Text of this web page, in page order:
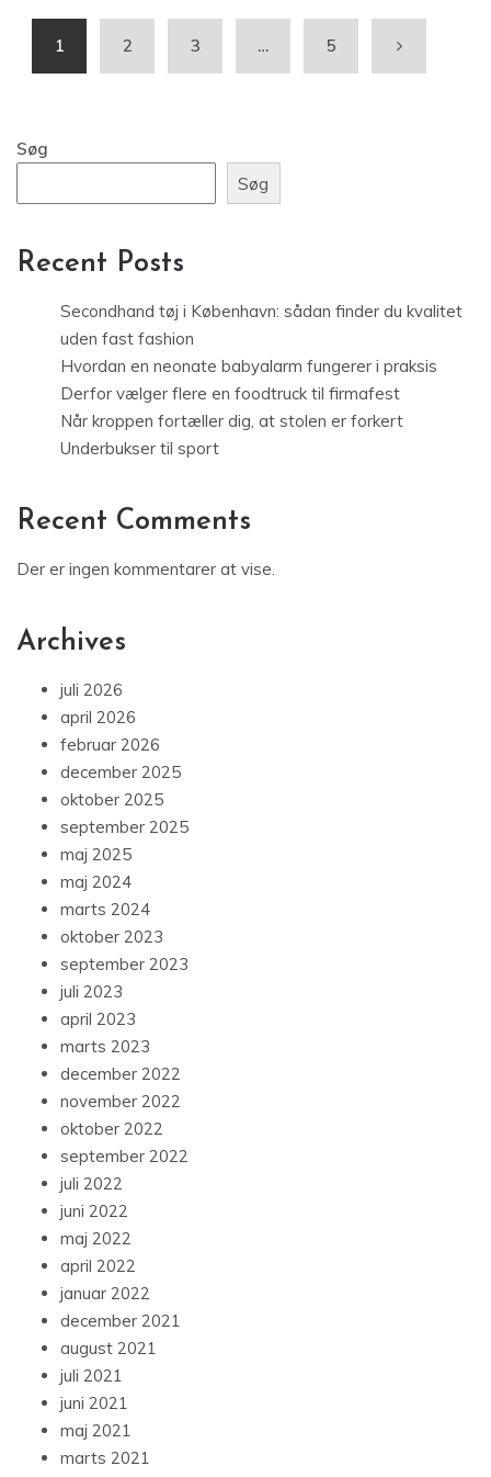
1 2 3 … 5
Søg
Søg
Recent Posts
Secondhand tøj i København: sådan finder du kvalitet
uden fast fashion
Hvordan en neonate babyalarm fungerer i praksis
Derfor vælger flere en foodtruck til firmafest
Når kroppen fortæller dig, at stolen er forkert
Underbukser til sport
Recent Comments
Der er ingen kommentarer at vise.
Archives
juli 2026
april 2026
februar 2026
december 2025
oktober 2025
september 2025
maj 2025
maj 2024
marts 2024
oktober 2023
september 2023
juli 2023
april 2023
marts 2023
december 2022
november 2022
oktober 2022
september 2022
juli 2022
juni 2022
maj 2022
april 2022
januar 2022
december 2021
august 2021
juli 2021
juni 2021
maj 2021
marts 2021